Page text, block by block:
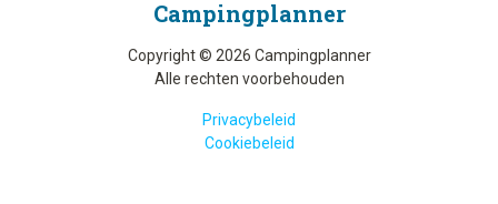
Camping­planner
Copyright © 2026 Campingplanner
Alle rechten voorbehouden
Privacybeleid
Cookiebeleid